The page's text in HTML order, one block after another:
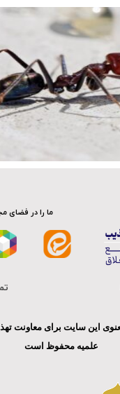
ما را در فضای
این سایت برای معاونت
علمیه محفوظ است